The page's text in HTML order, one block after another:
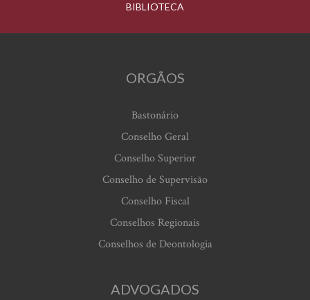
BIBLIOTECA
ORGÃOS
Bastonário
Conselho Geral
Conselho Superior
Conselho de Supervisão
Conselho Fiscal
Conselhos Regionais
Conselhos de Deontologia
ADVOGADOS